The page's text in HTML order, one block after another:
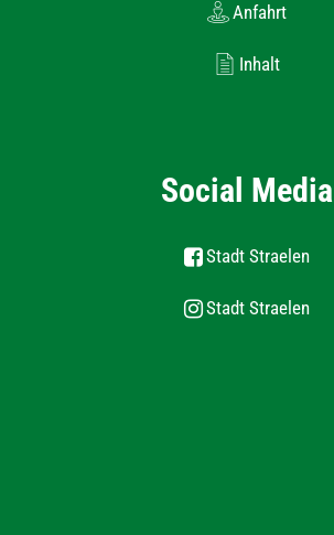
Anfahrt
Inhalt
Social Media
Stadt Straelen
Stadt Straelen